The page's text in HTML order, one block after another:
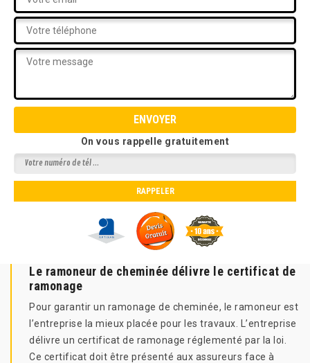
On vous rappelle gratuitement
Le ramoneur de cheminée délivre le certificat de
ramonage
Pour garantir un ramonage de cheminée, le ramoneur est
l’entreprise la mieux placée pour les travaux. L’entreprise
délivre un certificat de ramonage réglementé par la loi.
Ce certificat doit être présenté aux assureurs face à